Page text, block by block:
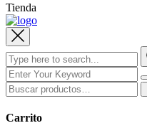
Tienda
Buscar
por:
Carrito